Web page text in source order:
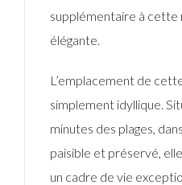
supplémentaire à cette
élégante.
L’emplacement de
simplement idyllique.
minutes des plages,
paisible et préservé,
un cadre de vie